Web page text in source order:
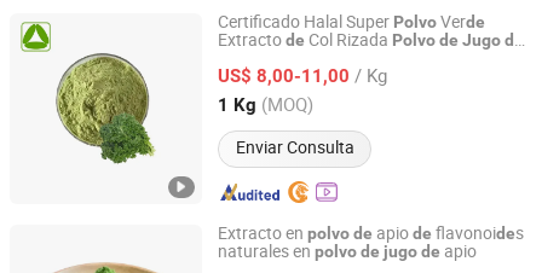
Certificado Halal Super PolvoVerde
Extractode Col Rizada Polvode Jugode
US$ 8,00-11,00 / Kg
1 Kg (MOQ)
Enviar Consulta
Xi'an Quanao Biotech Co., Ltd.
Shaanxi, China Desde 2025
Extracto en polvode apiode flavonoides
naturales en polvode jugode apio
Shaanxi Ekelio Biotech Co., Ltd.